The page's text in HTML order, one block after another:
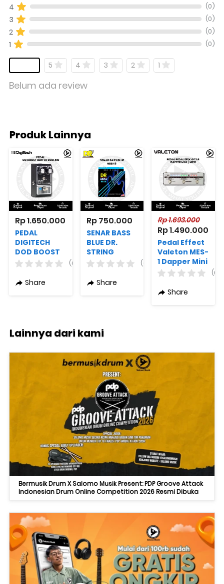
4 (0)
3 (0)
2 (0)
1 (0)
5 4 3 2 1
Belum ada review
Produk Lainnya
Rp 1.650.000
PEDAL
DIGITECH
DOD BOOST
BUFFER DOD
(0)
Share
Rp 750.000
SENAR BASS
BLUE DR.
STRING
NBB45
(0)
Share
Rp 1.693.000
Rp 1.490.000
Pedal Effect
Valeton MES-
1 Dapper Mini
(0)
Share
Lainnya dari kami
Bermusik Drum X Salomo Musik Present: PDP Groove Attack
Indonesian Drum Online Competition 2026 Resmi Dibuka